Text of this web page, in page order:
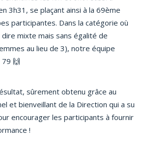
3h31, se plaçant ainsi à la 69ème
participantes. Dans la catégorie où
dire mixte mais sans égalité de
au lieu de 3), notre équipe
🙌
sûrement obtenu grâce au
et bienveillant de la Direction qui a su
encourager les participants à fournir
!